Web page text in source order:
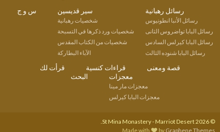
رسائل رهبانية
رسائل الأنبا انطونيوس
رسائل البابا تواضروس الثانى
رسائل البابا كيرلس السادس
رسائل البابا شنوده الثالث
سير قديسين
شخصيات رهبانية
شخصيات ورد ذكرها في التسبحة
شخصيات من الكتاب المقدس
الآباء البطاركة
س و ج
قصة ومعنى قراءات كنسية
قرأت لك
معجزات
معجزات مار مينا
معجزات البابا كيرلس
البحث
© 2026 St Mina Monastery - Marriot Desert.
Made with
byGraphene Themes
.